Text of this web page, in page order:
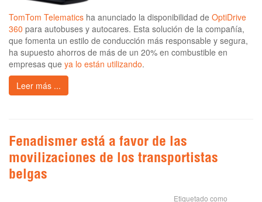
TomTom Telematics ha anunciado la disponibilidad de OptiDrive
360 para autobuses y autocares. Esta solución de la compañía,
que fomenta un estilo de conducción más responsable y segura,
ha supuesto ahorros de más de un 20% en combustible en
empresas que ya lo están utilizando.
Leer más ...
Fenadismer está a favor de las
movilizaciones de los transportistas
belgas
Etiquetado como